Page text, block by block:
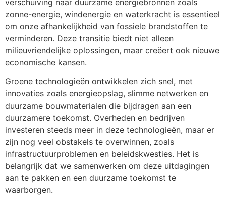
zonne-energie, windenergie en waterkracht is essentieel
om onze afhankelijkheid van fossiele brandstoffen te
verminderen. Deze transitie biedt niet alleen
milieuvriendelijke oplossingen, maar creëert ook nieuwe
economische kansen.
Groene technologieën ontwikkelen zich snel, met
innovaties zoals energieopslag, slimme netwerken en
duurzame bouwmaterialen die bijdragen aan een
duurzamere toekomst. Overheden en bedrijven
investeren steeds meer in deze technologieën, maar er
zijn nog veel obstakels te overwinnen, zoals
infrastructuurproblemen en beleidskwesties. Het is
belangrijk dat we samenwerken om deze uitdagingen
aan te pakken en een duurzame toekomst te
waarborgen.